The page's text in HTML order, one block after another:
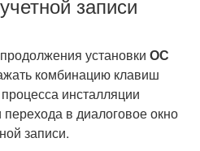
установки ОС
комбинацию клавиш
инсталляции
в диалоговое окно
записи.